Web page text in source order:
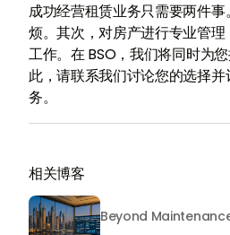
成功经营租赁业务只需要两件
烦。其次，对房产进行专业管
工作。在 BSO，我们将同时为
此，请联系我们讨论您的选择
务。
相关博客